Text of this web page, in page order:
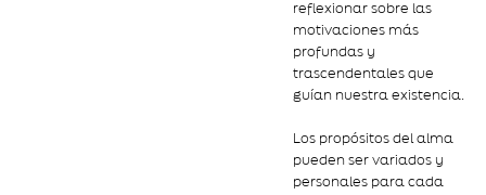
reflexionar sobre las
motivaciones más
profundas y
trascendentales que
guían nuestra existencia.
Los propósitos del alma
pueden ser variados y
personales para cada